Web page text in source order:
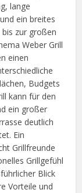
lange
ein breites
zur großen
Weber Grill
einen
Budgets
kann für den
ein großer
deutlich
Ein
Grillfreunde
Grillgefühl
Blick
Vorteile und